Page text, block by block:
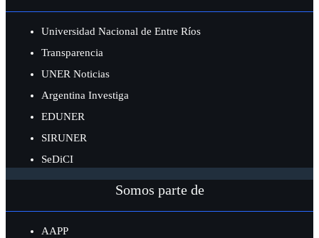
Universidad Nacional de Entre Ríos
Transparencia
UNER Noticias
Argentina Investiga
EDUNER
SIRUNER
SeDiCI
Somos parte de
AAPP